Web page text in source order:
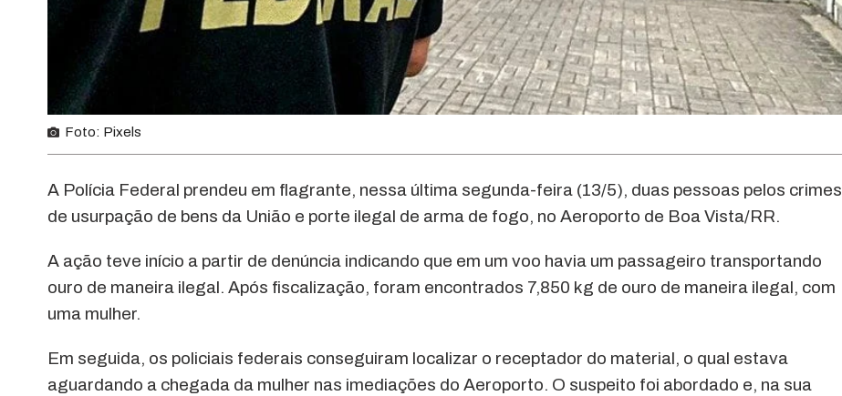
Foto: Pixels
A Polícia Federal prendeu em flagrante, nessa última segunda-feira (13/5), duas pessoas pelos crimes
de usurpação de bens da União e porte ilegal de arma de fogo, no Aeroporto de Boa Vista/RR.
A ação teve início a partir de denúncia indicando que em um voo havia um passageiro transportando
ouro de maneira ilegal. Após fiscalização, foram encontrados 7,850 kg de ouro de maneira ilegal, com
uma mulher.
Em seguida, os policiais federais conseguiram localizar o receptador do material, o qual estava
aguardando a chegada da mulher nas imediações do Aeroporto. O suspeito foi abordado e, na sua